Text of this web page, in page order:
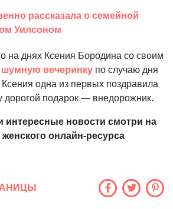
рассказала о семейной
Уилсоном
на днях Ксения Бородина со своим
шумную вечеринку по случаю дня
одна из первых поздравила
дорогой подарок — внедорожник.
интересные новости смотри на
онлайн-ресурса